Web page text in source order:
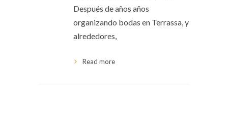
Después de años años
organizando bodas en Terrassa, y
alrededores,
Read more